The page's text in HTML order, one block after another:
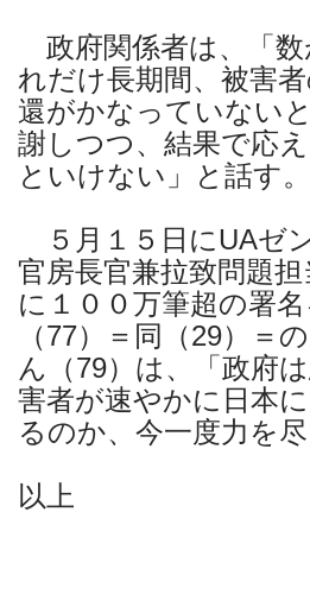
政府関係者は、「
れだけ長期間、被害
還がかなっていない
謝しつつ、結果で応
といけない」と話す。
５月１５日にUAゼ
官房長官兼拉致問題担
に１００万筆超の署
（77）＝同（29）＝
ん（79）は、「政府
害者が速やかに日本
るのか、今一度力を
以上